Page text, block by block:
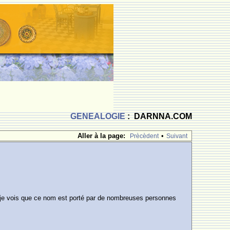
GENEALOGIE: DARNNA.COM
Aller à la page: Prècèdent • Suivant
vois que ce nom est porté par de nombreuses personnes